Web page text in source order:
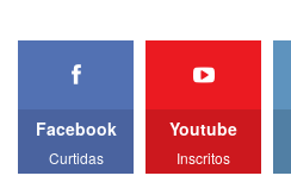
Facebook
Curtidas
Youtube
Inscritos